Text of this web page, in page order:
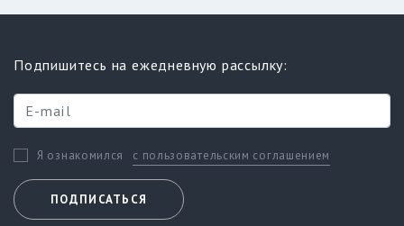
Подпишитесь на ежедневную рассылку:
Я ознакомился с пользовательским соглашением
ПОДПИСАТЬСЯ